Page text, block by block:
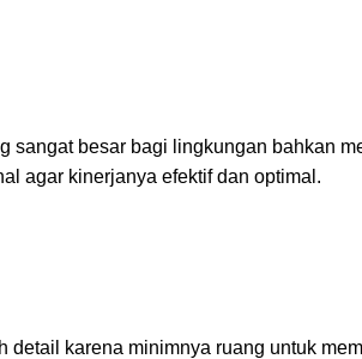
sangat besar bagi lingkungan bahkan
agar kinerjanya efektif dan optimal.
karena minimnya ruang untuk